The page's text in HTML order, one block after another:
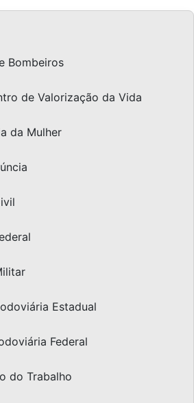
Bombeiros
de Valorização da Vida
da Mulher
Estadual
Federal
do Trabalho